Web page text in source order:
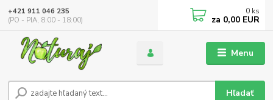
Menu
Hľadať
+421 911 046 235
(PO - PIA, 8:00 - 18:00)
0 ks
za 0,00 EUR